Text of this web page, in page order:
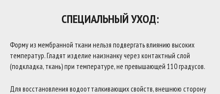
СПЕЦИАЛЬНЫЙ УХОД:
Форму из мембранной ткани нельзя подвергать влиянию высоких
температур. Гладят изделие наизнанку через контактный слой
(подкладка, ткань) при температуре, не превышающей 110 градусов.
Для восстановления водоотталкивающих свойств, внешнюю сторону